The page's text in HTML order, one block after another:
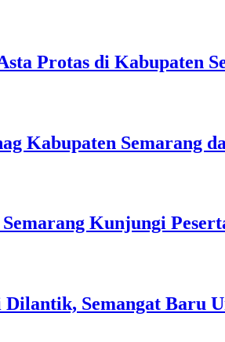
Protas di Kabupaten
Kabupaten Semarang
Kunjungi
Semangat Baru